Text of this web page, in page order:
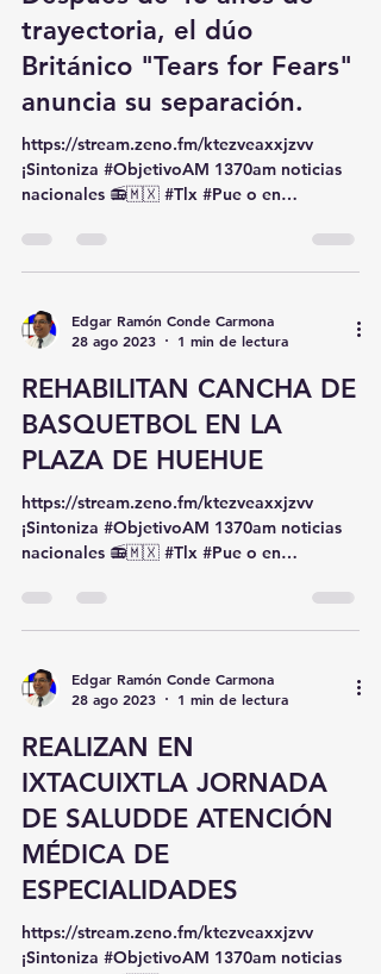
Después de 46 años de
trayectoria, el dúo
Británico "Tears for Fears"
anuncia su separación.
https://stream.zeno.fm/ktezveaxxjzvv
nacionales 📻🇲🇽 #Tlx #Pue o en
www.peligrosa.mxDespués de...
28 ago 2023
1 min de lectura
REHABILITAN CANCHA DE
BASQUETBOL EN LA
PLAZA DE HUEHUE
https://stream.zeno.fm/ktezveaxxjzvv
nacionales 📻🇲🇽 #Tlx #Pue o en
www.peligrosa.mx (Para Wix)
28 ago 2023
1 min de lectura
REALIZAN EN
IXTACUIXTLA JORNADA
DE SALUDDE ATENCIÓN
MÉDICA DE
ESPECIALIDADES